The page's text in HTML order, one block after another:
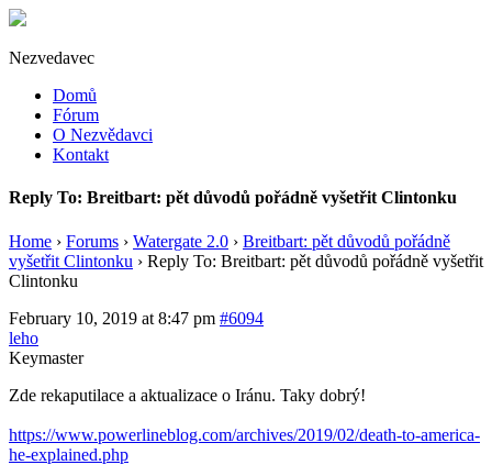
Nezvedavec
Domů
Fórum
O Nezvědavci
Kontakt
Reply To: Breitbart: pět důvodů pořádně vyšetřit Clintonku
Home › Forums › Watergate 2.0 › Breitbart: pět důvodů pořádně
vyšetřit Clintonku › Reply To: Breitbart: pět důvodů pořádně vyšetřit
Clintonku
February 10, 2019 at 8:47 pm #6094
leho
Keymaster
Zde rekaputilace a aktualizace o Iránu. Taky dobrý!
https://www.powerlineblog.com/archives/2019/02/death-to-america-
he-explained.php